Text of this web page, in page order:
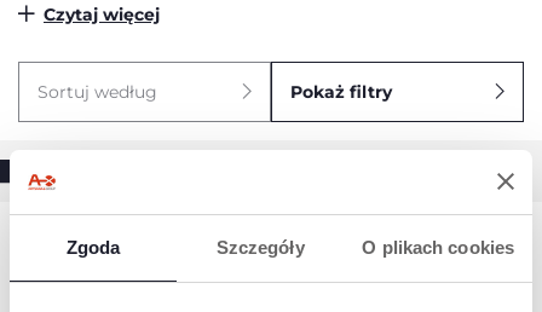
Zgoda Szczegóły O plikach cookies
malucha w świat dźwięków, słów oraz prostych aktywności.
Czytaj więcej
Sortuj według Pokaż filtry
Brak wyników